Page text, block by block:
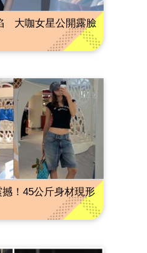
大咖女星公開露臉
！45公斤身材現形